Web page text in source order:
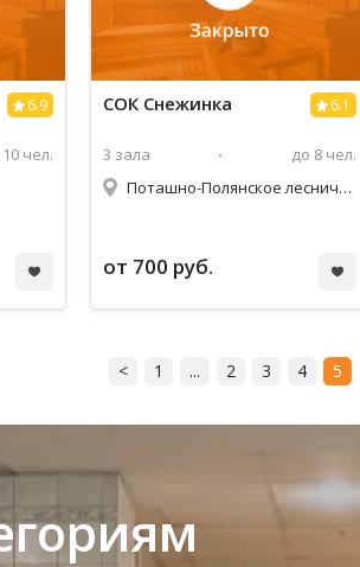
6.9
чел.
6.1
СОК Снежинка
3 зала
до 8 чел.
Поташно-Полянское лесничество, 30
от 700 руб.
< 1 ... 2 3 4 5